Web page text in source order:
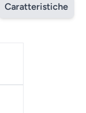
Caratteristiche